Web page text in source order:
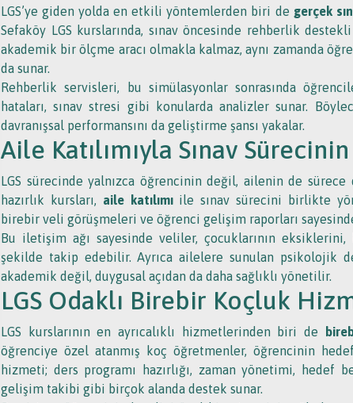
LGS’ye giden yolda en etkili yöntemlerden biri de gerçek
Sefaköy LGS kurslarında, sınav öncesinde rehberlik
akademik bir ölçme aracı olmakla kalmaz, aynı zamanda
da sunar.
Rehberlik servisleri, bu simülasyonlar sonrasında
hataları, sınav stresi gibi konularda analizler sunar.
davranışsal performansını da geliştirme şansı yakalar.
Aile Katılımıyla Sınav
LGS sürecinde yalnızca öğrencinin değil, ailenin de sürece
hazırlık kursları, aile katılımıile sınav sürecini birlikte
birebir veli görüşmeleri ve öğrenci gelişim raporları
Bu iletişim ağı sayesinde veliler, çocuklarının
şekilde takip edebilir. Ayrıca ailelere sunulan psikolojik
akademik değil, duygusal açıdan da daha sağlıklı yönetilir.
LGS Odaklı Birebir Koçluk
LGS kurslarının en ayrıcalıklı hizmetlerinden biri de
öğrenciye özel atanmış koç öğretmenler, öğrencinin
hizmeti; ders programı hazırlığı, zaman yönetimi, hedef
gelişim takibi gibi birçok alanda destek sunar.